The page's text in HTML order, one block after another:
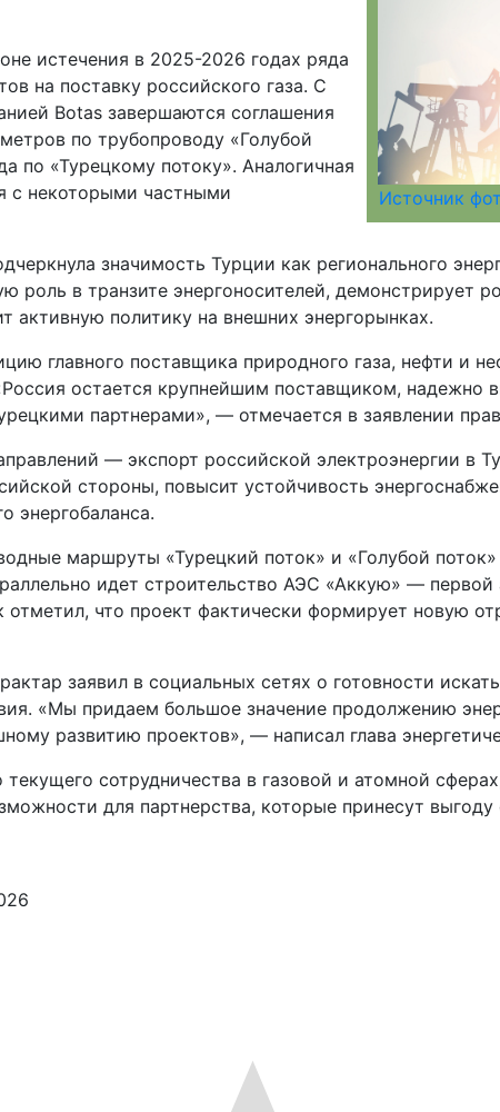
Источник
истечения в 2025-2026 годах ряда
на поставку российского газа. С
Botas завершаются соглашения
по трубопроводу «Голубой
по «Турецкому потоку». Аналогичная
с некоторыми частными
значимость Турции как регионального
роль в транзите энергоносителей, демонстрирует
активную политику на внешних энергорынках.
главного поставщика природного газа, нефти и
остается крупнейшим поставщиком, надежно
партнерами», — отмечается в заявлении
— экспорт российской электроэнергии в
стороны, повысит устойчивость
энергобаланса.
маршруты «Турецкий поток» и «Голубой
идет строительство АЭС «Аккую» —
что проект фактически формирует новую
заявил в социальных сетях о готовности
«Мы придаем большое значение продолжению
развитию проектов», — написал глава
сотрудничества в газовой и атомной
для партнерства, которые принесут